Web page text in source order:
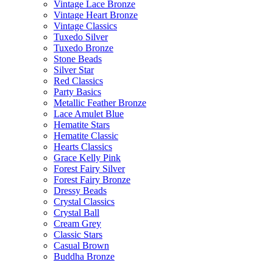
Vintage Lace Bronze
Vintage Heart Bronze
Vintage Classics
Tuxedo Silver
Tuxedo Bronze
Stone Beads
Silver Star
Red Classics
Party Basics
Metallic Feather Bronze
Lace Amulet Blue
Hematite Stars
Hematite Classic
Hearts Classics
Grace Kelly Pink
Forest Fairy Silver
Forest Fairy Bronze
Dressy Beads
Crystal Classics
Crystal Ball
Cream Grey
Classic Stars
Casual Brown
Buddha Bronze